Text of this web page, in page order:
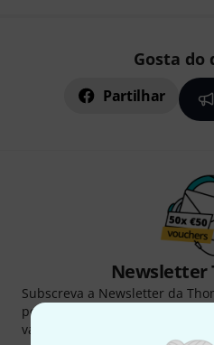
Gosta do
Partilhar
Newsletter
Subscreva a Newsletter da
pouco de sorte você poderá
valor de